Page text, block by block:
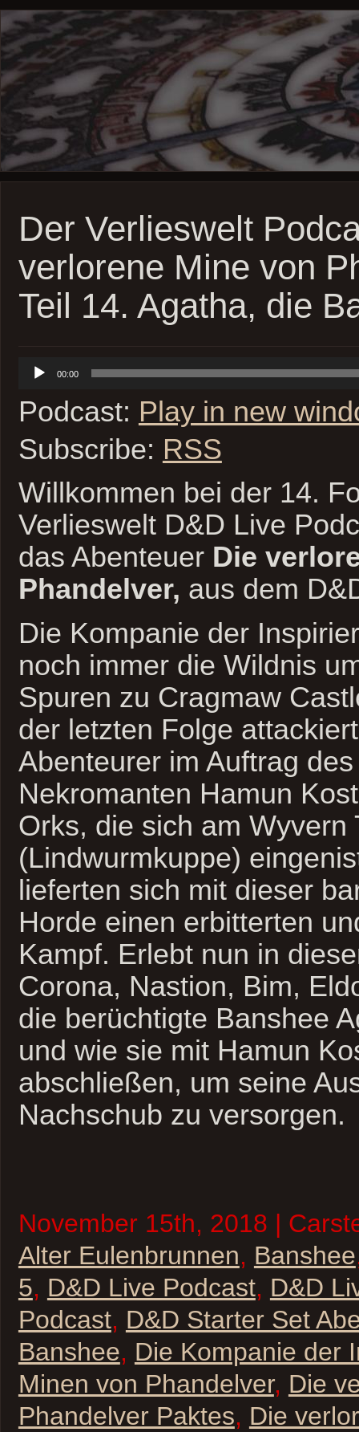
Der Verlieswelt
verlorene Mine von
Teil 14. Agatha, die
Audio-
Player
00:00
Podcast: Play in new
Subscribe: RSS
Willkommen bei der 14.
Verlieswelt D&D Live
das Abenteuer Die
Phandelver, aus dem
Die Kompanie der
noch immer die Wildnis
Spuren zu Cragmaw
der letzten Folge
Abenteurer im Auftrag
Nekromanten Hamun
Orks, die sich am Wyvern
(Lindwurmkuppe)
lieferten sich mit dieser
Horde einen erbitterten
Kampf. Erlebt nun in
Corona, Nastion, Bim,
die berüchtigte Banshee
und wie sie mit Hamun
abschließen, um seine
Nachschub zu versorgen.
November 15th, 2018 |
Alter Eulenbrunnen, Banshee
5, D&D Live Podcast, D&D
Podcast, D&D Starter Set
Banshee, Die Kompanie der
Minen von Phandelver, Die
Phandelver Paktes, Die